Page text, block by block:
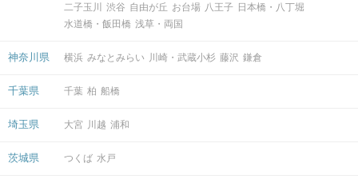
二子玉川
渋谷 自由が丘 お台場 八王子 日本橋・八丁堀
水道橋・飯田橋 浅草・両国
神奈川県 横浜 みなとみらい 川崎・武蔵小杉 藤沢 鎌倉
千葉県 千葉 柏 船橋
埼玉県 大宮 川越 浦和
茨城県 つくば 水戸